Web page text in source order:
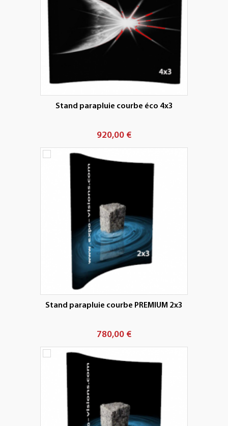
Stand parapluie courbe éco 4x3
920,00 €
Stand parapluie courbe PREMIUM 2x3
780,00 €